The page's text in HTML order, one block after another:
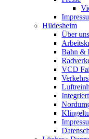
Hildesheim
Über uns
Bahn &
VCD